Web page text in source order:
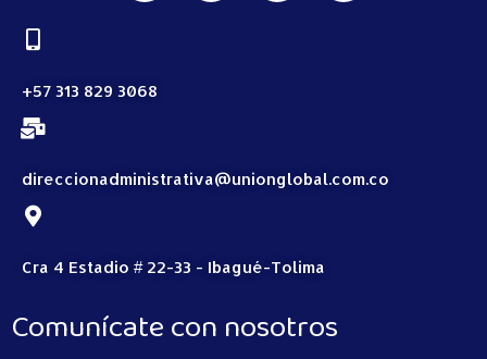
+57 313 829 3068
direccionadministrativa@unionglobal.com.co
Cra 4 Estadio # 22-33 - Ibagué-Tolima
Comunícate con nosotros